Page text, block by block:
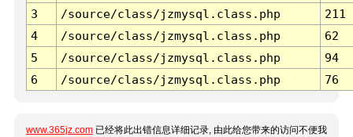
3 /source/class/jzmysql.class.php
211
4
/source/class/jzmysql.class.php
62
5
/source/class/jzmysql.class.php
94
6
/source/class/jzmysql.class.php 76
www.365jz.com 已经将此出错信息详细记录, 由此给您带来的访问不便我